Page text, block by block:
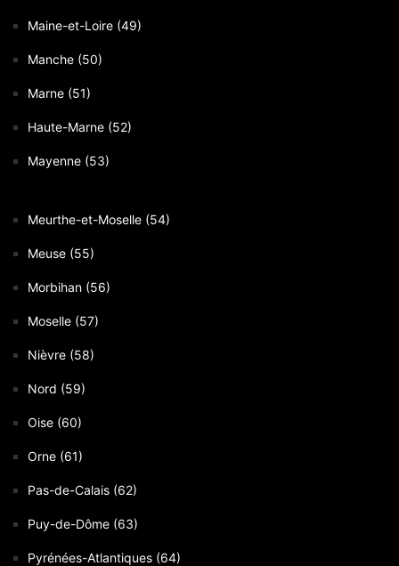
Maine-et-Loire (49)
Manche (50)
Marne (51)
Haute-Marne (52)
Mayenne (53)
Meurthe-et-Moselle (54)
Meuse (55)
Morbihan (56)
Moselle (57)
Nièvre (58)
Nord (59)
Oise (60)
Orne (61)
Pas-de-Calais (62)
Puy-de-Dôme (63)
Pyrénées-Atlantiques (64)